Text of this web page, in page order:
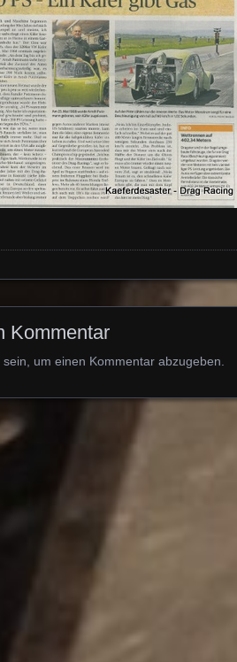
Kommentar
sein, um einen Kommentar abzugeben.